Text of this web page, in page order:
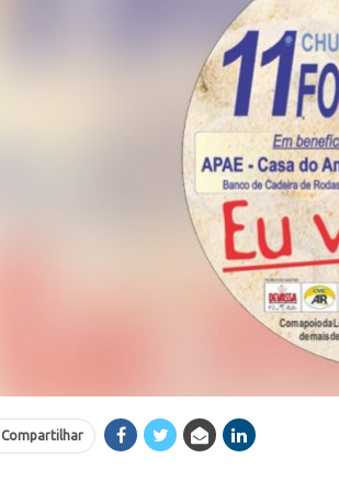
Compartilhar